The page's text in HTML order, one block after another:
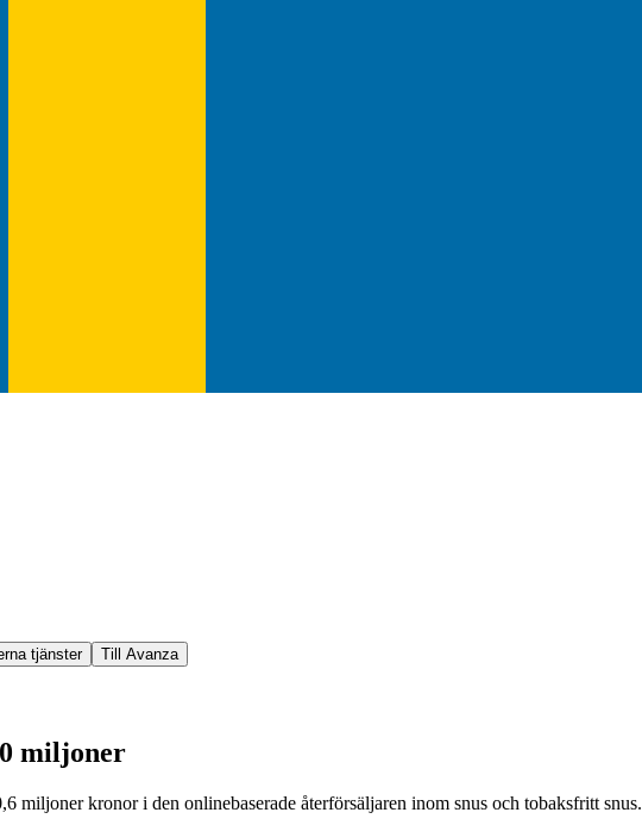
tjänster
Till Avanza
miljoner
kronor i den onlinebaserade återförsäljaren inom snus och tobaksfritt snus.